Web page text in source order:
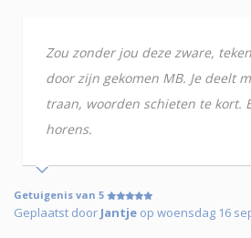
Zou zonder jou deze zware,
door zijn gekomen MB. Je deelt
traan, woorden schieten te kort.
horens.
Getuigenis van 5
Geplaatst door Jantje op woensdag 16